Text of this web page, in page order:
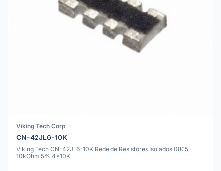
Viking Tech Corp
CN-42JL6-10K
Viking Tech CN-42JL6-10K Rede de Resistores Isolados 0805
10kOhm 5% 4x10K